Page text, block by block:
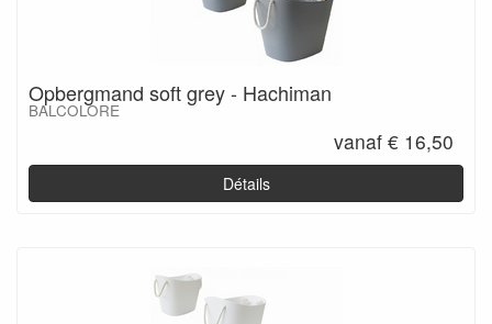
Opbergmand soft grey - Hachiman
BALCOLORE
vanaf € 16,50
Détails